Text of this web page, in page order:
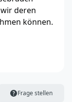
deren
können.
AUF DIE MERKLISTE
Frage stellen